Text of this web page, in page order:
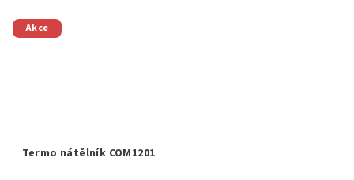
Akce
Termo nátělník COM1201